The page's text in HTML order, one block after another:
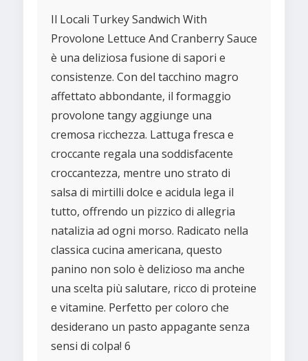
Il Locali Turkey Sandwich With
Provolone Lettuce And Cranberry Sauce
è una deliziosa fusione di sapori e
consistenze. Con del tacchino magro
affettato abbondante, il formaggio
provolone tangy aggiunge una
cremosa ricchezza. Lattuga fresca e
croccante regala una soddisfacente
croccantezza, mentre uno strato di
salsa di mirtilli dolce e acidula lega il
tutto, offrendo un pizzico di allegria
natalizia ad ogni morso. Radicato nella
classica cucina americana, questo
panino non solo è delizioso ma anche
una scelta più salutare, ricco di proteine
e vitamine. Perfetto per coloro che
desiderano un pasto appagante senza
sensi di colpa! 6